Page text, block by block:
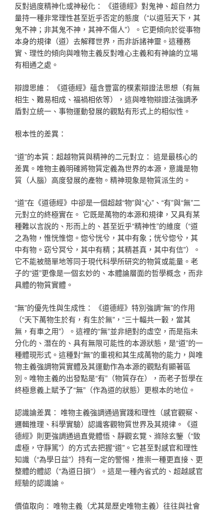
反對過度精神化或神秘化： 《道德經》對鬼神、超自然力
量持一種非常理性甚至近乎否定的態度（“以道蒞天下，其
鬼不神；非其鬼不神，其神不傷人”）。它更傾向於從事物
本身的規律（道）去解釋世界，而非訴諸神靈。這種務
實、理性的傾向與唯物主義反對唯心主義和有神論的立場
有相通之處。
辯證思維： 《道德經》蘊含豐富的樸素辯證法思想（有無
相生、難易相成、福禍相依等），這與唯物辯證法強調矛
盾對立統一、事物運動發展的觀點有形式上的相似性。
根本性的差異：
“道”的本質：超越物質與精神的二元對立： 這是最核心的
差異。唯物主義明確將物質定義為世界的本源，意識是物
質（人腦）高度發展的產物。精神現象是物質派生的。
“道”在《道德經》中卻是一個超越“物”與“心”、“有”與“無”二
元對立的終極實在。 它既是萬物的本源和規律，又具有某
種難以言說的、形而上的、甚至近乎“精神性”的維度（“道
之為物，惟恍惟惚。惚兮恍兮，其中有象；恍兮惚兮，其
中有物。窈兮冥兮，其中有精；其精甚真，其中有信”）。
它不能被簡單地等同于現代科學所研究的物質或能量。老
子的“道”更像是一個玄妙的、本體論層面的哲學概念，而非
具體的物質實體。
“無”的優先性與生成性： 《道德經》特別強調“無”的作用
（“天下萬物生於有，有生於無”，“三十輻共一轂，當其
無，有車之用”）。這裡的“無”並非絕對的虛空，而是指未
分化的、潛在的、具有無限可能性的本源狀態，是“道”的一
種體現形式。這種對“無”的重視和其生成萬物的能力，與唯
物主義強調物質實體及其運動作為本源的觀點有顯著區
別。唯物主義的出發點是“有”（物質存在），而老子哲學在
終極意義上賦予了“無”（作為道的狀態）更根本的地位。
認識論差異： 唯物主義強調通過實踐和理性（感官觀察、
邏輯推理、科學實驗）認識客觀物質世界及其規律。《道
德經》則更強調通過直覺體悟、靜觀玄覽、滌除玄鑒（“致
虛極，守靜篤”）的方式去把握“道”。它甚至對感官和理性
知識（“為學日益”）持有一定的警惕，推崇一種更直接、更
整體的體認（“為道日損”）。這是一種內省式的、超越感官
經驗的認識論。
價值取向： 唯物主義（尤其是歷史唯物主義）往往與社會